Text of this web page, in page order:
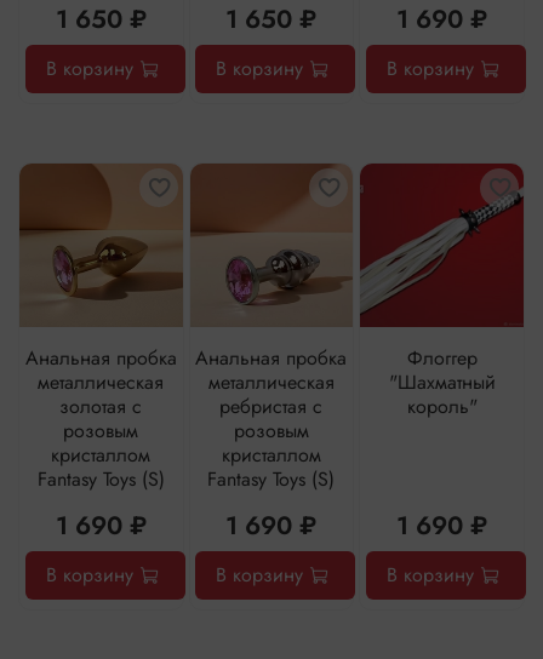
1 650 ₽
В корзину
1 650 ₽
В корзину
1 690 ₽
В корзину
Анальная пробка
металлическая
золотая с
розовым
кристаллом
Fantasy Toys (S)
1 690 ₽
В корзину
Анальная пробка
металлическая
ребристая с
розовым
кристаллом
Fantasy Toys (S)
1 690 ₽
В корзину
Флоггер
"Шахматный
король"
1 690 ₽
В корзину